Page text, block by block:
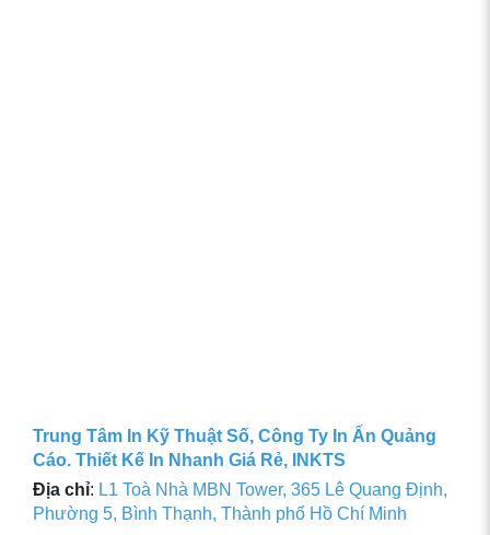
Trung Tâm In Kỹ Thuật Số, Công Ty In Ấn Quảng
Cáo. Thiết Kế In Nhanh Giá Rẻ, INKTS
Địa chỉ: L1 Toà Nhà MBN Tower, 365 Lê Quang Định,
Phường 5, Bình Thạnh, Thành phố Hồ Chí Minh